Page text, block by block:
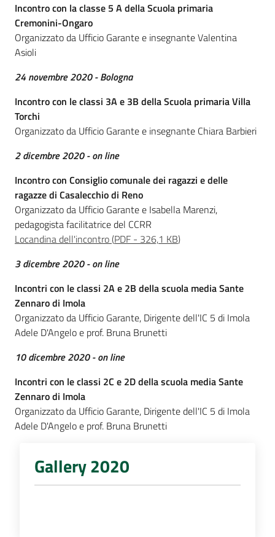
Incontro con la classe 5 A della Scuola primaria
Cremonini-Ongaro
Organizzato da Ufficio Garante e insegnante Valentina
Asioli
24 novembre 2020 - Bologna
Incontro con le classi 3A e 3B della Scuola primaria Villa
Torchi
Organizzato da Ufficio Garante e insegnante Chiara Barbieri
2 dicembre 2020 - on line
Incontro con Consiglio comunale dei ragazzi e delle
ragazze di Casalecchio di Reno
Organizzato da Ufficio Garante e Isabella Marenzi,
pedagogista facilitatrice del CCRR
Locandina dell'incontro(PDF - 326,1 KB)
3 dicembre 2020 - on line
Incontri con le classi 2A e 2B della scuola media Sante
Zennaro di Imola
Organizzato da Ufficio Garante, Dirigente dell'IC 5 di Imola
Adele D'Angelo e prof. Bruna Brunetti
10 dicembre 2020 - on line
Incontri con le classi 2C e 2D della scuola media Sante
Zennaro di Imola
Organizzato da Ufficio Garante, Dirigente dell'IC 5 di Imola
Adele D'Angelo e prof. Bruna Brunetti
Gallery 2020